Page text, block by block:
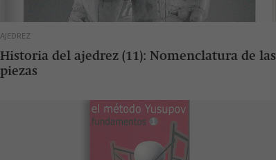
AJEDREZ
Historia del ajedrez (11): Nomenclatura de las
piezas